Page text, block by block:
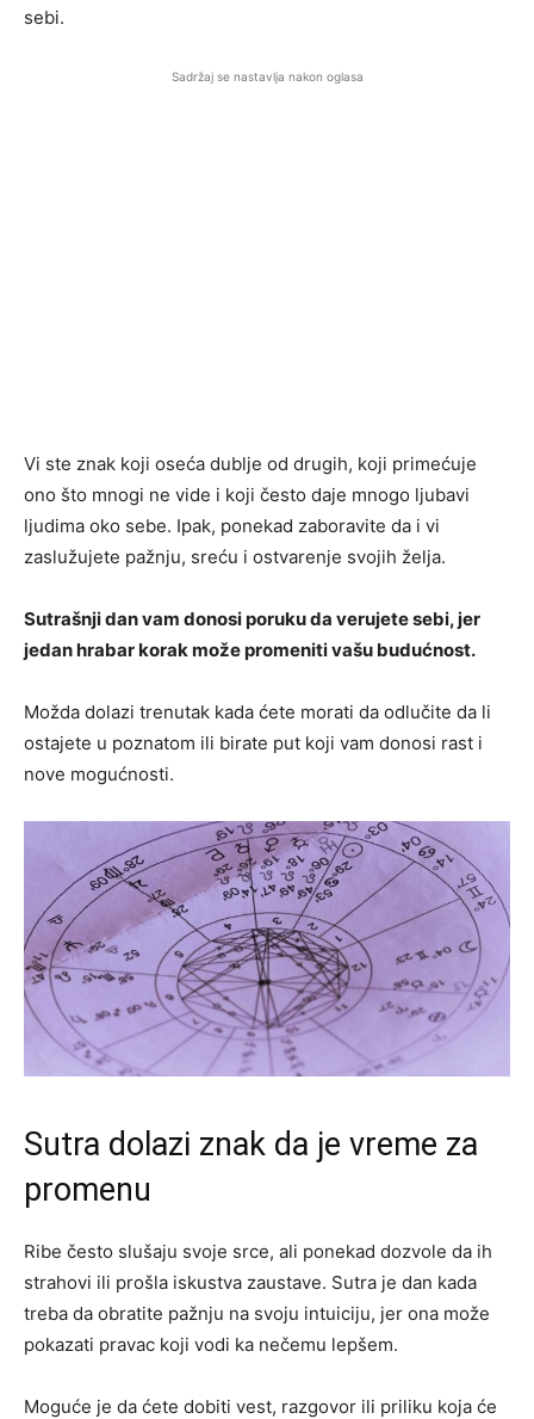
sebi.
Sadržaj se nastavlja nakon oglasa
Vi ste znak koji oseća dublje od drugih, koji primećuje
ono što mnogi ne vide i koji često daje mnogo ljubavi
ljudima oko sebe. Ipak, ponekad zaboravite da i vi
zaslužujete pažnju, sreću i ostvarenje svojih želja.
Sutrašnji dan vam donosi poruku da verujete sebi, jer
jedan hrabar korak može promeniti vašu budućnost.
Možda dolazi trenutak kada ćete morati da odlučite da li
ostajete u poznatom ili birate put koji vam donosi rast i
nove mogućnosti.
Sutra dolazi znak da je vreme za
promenu
Ribe često slušaju svoje srce, ali ponekad dozvole da ih
strahovi ili prošla iskustva zaustave. Sutra je dan kada
treba da obratite pažnju na svoju intuiciju, jer ona može
pokazati pravac koji vodi ka nečemu lepšem.
Moguće je da ćete dobiti vest, razgovor ili priliku koja će